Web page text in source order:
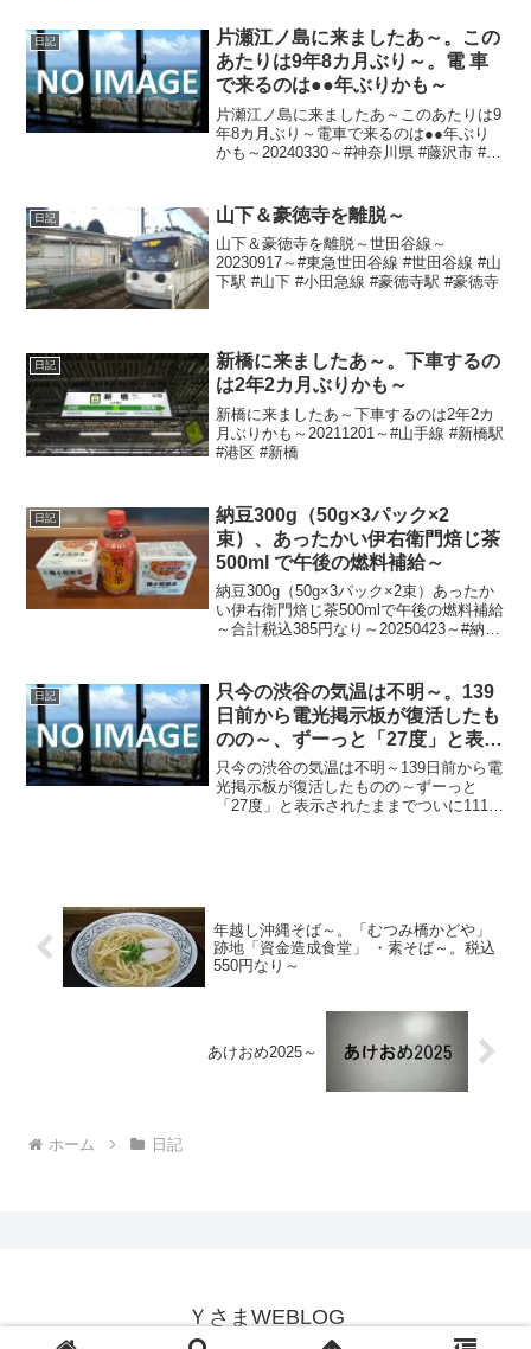
日記
片瀬江ノ島に来ましたあ～。この
あたりは9年8カ月ぶり～。電 車
で来るのは●●年ぶりかも～
片瀬江ノ島に来ましたあ～このあたりは9
年8カ月ぶり～電車で来るのは●●年ぶり
かも～20240330～#神奈川県 #藤沢市 #神
日記 山下＆豪徳寺を離脱～
山下＆豪徳寺を離脱～世田谷線～
20230917～#東急世田谷線 #世田谷線 #山
下駅 #山下 #小田急線 #豪徳寺駅 #豪徳寺
日記
新橋に来ましたあ～。下車するの
は2年2カ月ぶりかも～
新橋に来ましたあ～下車するのは2年2カ
月ぶりかも～20211201～#山手線 #新橋駅
#港区 #新橋
日記
納豆300g（50g×3パック×2
束）、あったかい伊右衛門焙じ茶
500ml で午後の燃料補給～
納豆300g（50g×3パック×2束）あったか
い伊右衛門焙じ茶500mlで午後の燃料補給
～合計税込385円なり～20250423～#納豆
日記
只今の渋谷の気温は不明～。139
日前から電光掲示板が復活したも
のの～、ずーっと「27度」と表示
されたままで、ついに111日前か
ら電源オフ状態に～
只今の渋谷の気温は不明～139日前から電
光掲示板が復活したものの～ずーっと
「27度」と表示されたままでついに111日
年越し沖縄そば～。「むつみ橋かどや」
跡地「資金造成食堂」 ・素そば～。税込
550円なり～
あけおめ2025～
ホーム 日記
ＹさまWEBLOG